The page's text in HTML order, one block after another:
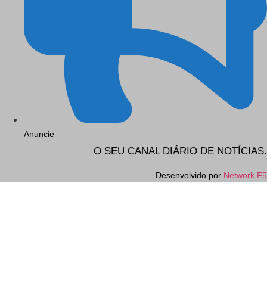
Anuncie
O SEU CANAL DIÁRIO DE NOTÍCIAS.
Desenvolvido por Network F5